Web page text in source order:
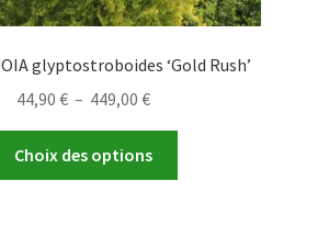
glyptostroboides ‘Gold Rush’
44,90 € – 449,00 €Plage
prix :
44,90 €
Choix des options